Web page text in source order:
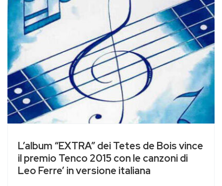
L’album “EXTRA” dei Tetes de Bois vince
il premio Tenco 2015 con le canzoni di
Leo Ferre’ in versione italiana